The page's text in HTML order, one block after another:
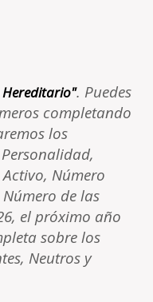
Hereditario". Puedes
completando
los
Número
de las
el próximo año
sobre los
Neutros y